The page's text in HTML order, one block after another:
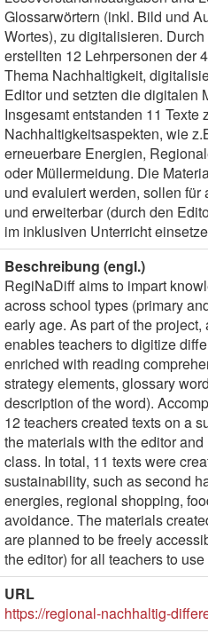
Glossarwörtern (inkl. Bild und
Wortes), zu digitalisieren.
erstellten 12 Lehrpersonen der
Thema Nachhaltigkeit,
Editor und setzten die digitalen
Insgesamt entstanden 11 Texte
Nachhaltigkeitsaspekten, wie
erneuerbare Energien,
oder Müllermeidung. Die
und evaluiert werden, sollen
und erweiterbar (durch den
im inklusiven Unterricht
Beschreibung (engl.)
RegiNaDiff aims to impart
across school types (primary
early age. As part of the
enables teachers to digitize
enriched with reading
strategy elements, glossary
description of the word).
12 teachers created texts on a
the materials with the editor
class. In total, 11 texts were
sustainability, such as second
energies, regional shopping,
avoidance. The materials
are planned to be freely
the editor) for all teachers to
URL
https://regional-nachhaltig-